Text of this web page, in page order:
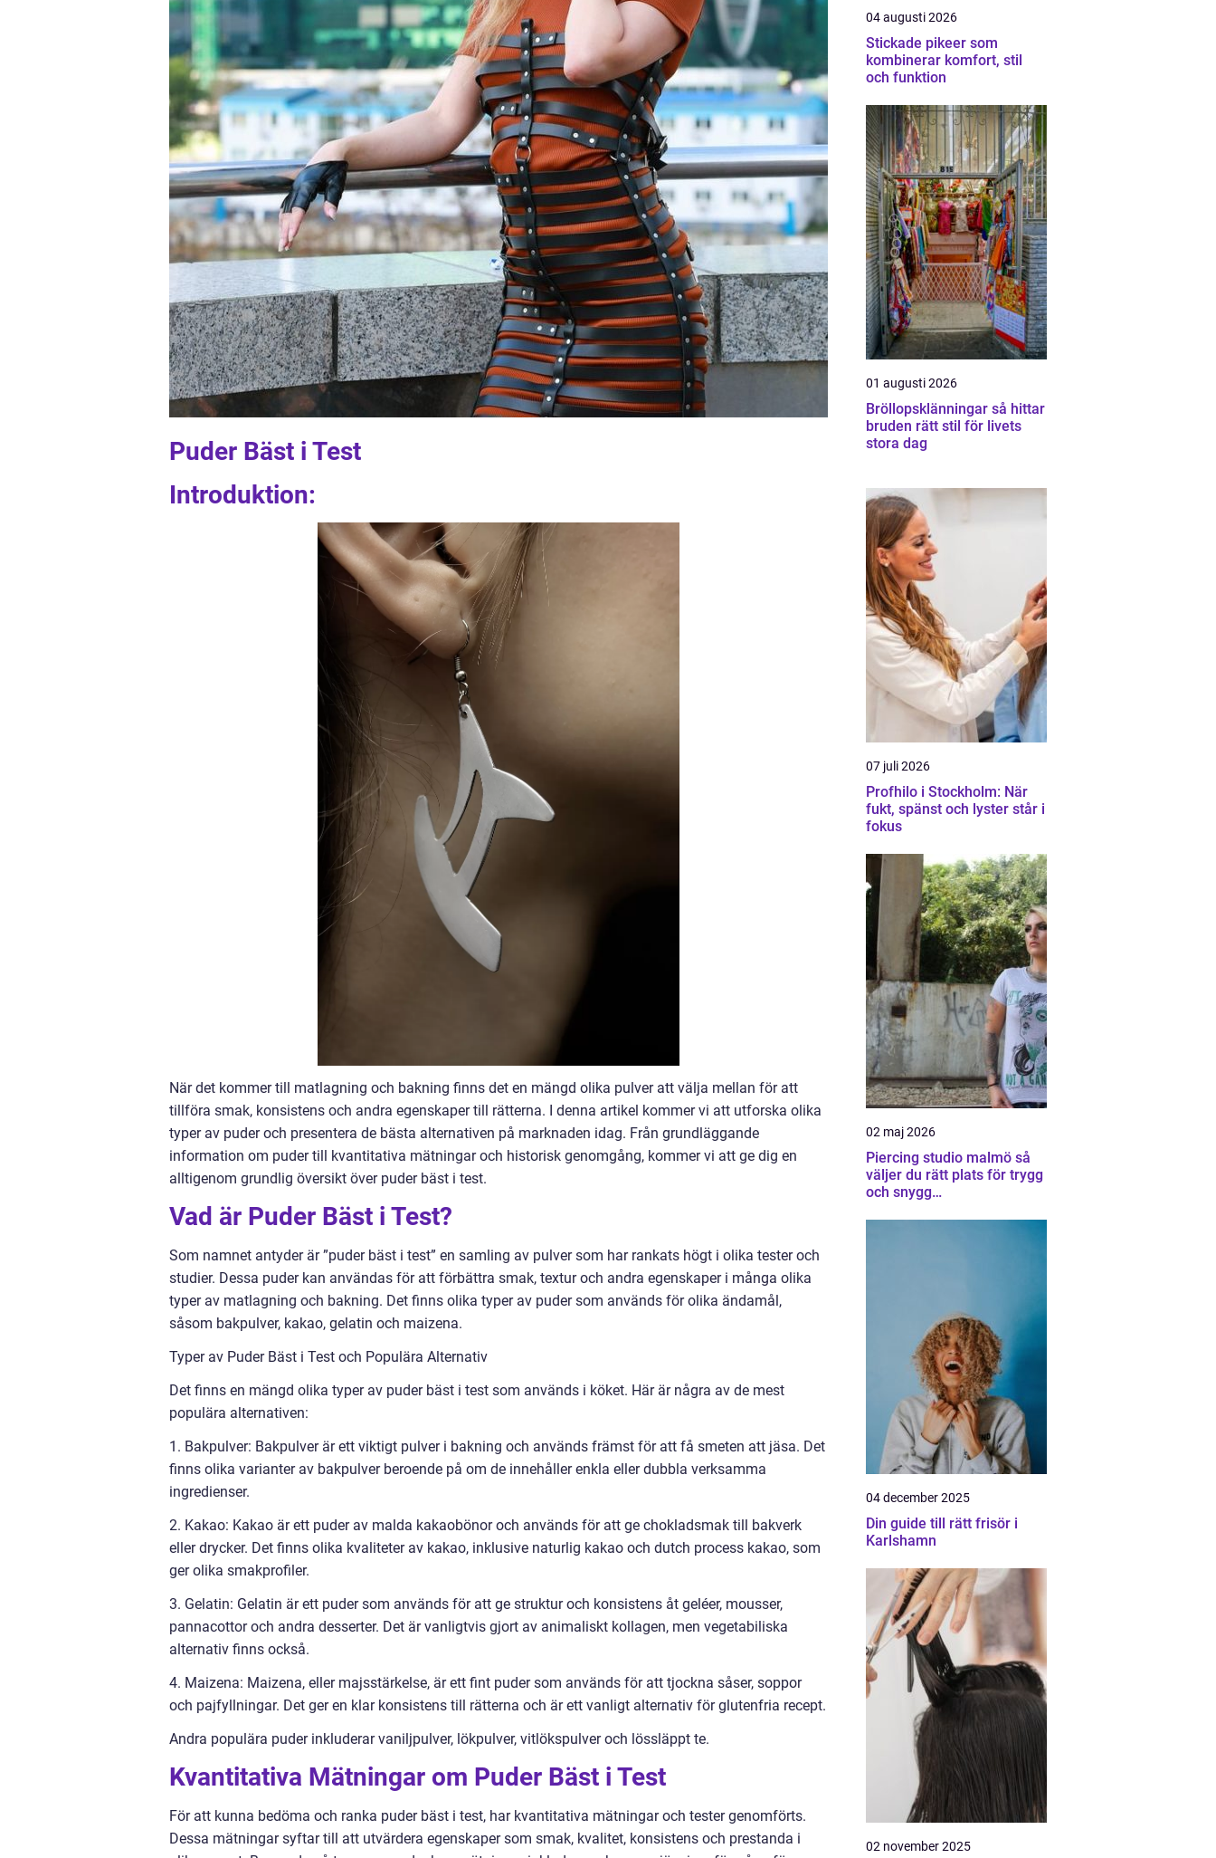
Puder Bäst i Test
Introduktion:
När det kommer till matlagning och bakning finns det en mängd olika pulver att välja mellan för att
tillföra smak, konsistens och andra egenskaper till rätterna. I denna artikel kommer vi att utforska olika
typer av puder och presentera de bästa alternativen på marknaden idag. Från grundläggande
information om puder till kvantitativa mätningar och historisk genomgång, kommer vi att ge dig en
alltigenom grundlig översikt över puder bäst i test.
Vad är Puder Bäst i Test?
Som namnet antyder är ”puder bäst i test” en samling av pulver som har rankats högt i olika tester och
studier. Dessa puder kan användas för att förbättra smak, textur och andra egenskaper i många olika
typer av matlagning och bakning. Det finns olika typer av puder som används för olika ändamål,
såsom bakpulver, kakao, gelatin och maizena.
Typer av Puder Bäst i Test och Populära Alternativ
Det finns en mängd olika typer av puder bäst i test som används i köket. Här är några av de mest
populära alternativen:
1. Bakpulver: Bakpulver är ett viktigt pulver i bakning och används främst för att få smeten att jäsa. Det
finns olika varianter av bakpulver beroende på om de innehåller enkla eller dubbla verksamma
ingredienser.
2. Kakao: Kakao är ett puder av malda kakaobönor och används för att ge chokladsmak till bakverk
eller drycker. Det finns olika kvaliteter av kakao, inklusive naturlig kakao och dutch process kakao, som
ger olika smakprofiler.
3. Gelatin: Gelatin är ett puder som används för att ge struktur och konsistens åt geléer, mousser,
pannacottor och andra desserter. Det är vanligtvis gjort av animaliskt kollagen, men vegetabiliska
alternativ finns också.
4. Maizena: Maizena, eller majsstärkelse, är ett fint puder som används för att tjockna såser, soppor
och pajfyllningar. Det ger en klar konsistens till rätterna och är ett vanligt alternativ för glutenfria recept.
Andra populära puder inkluderar vaniljpulver, lökpulver, vitlökspulver och lössläppt te.
Kvantitativa Mätningar om Puder Bäst i Test
För att kunna bedöma och ranka puder bäst i test, har kvantitativa mätningar och tester genomförts.
Dessa mätningar syftar till att utvärdera egenskaper som smak, kvalitet, konsistens och prestanda i
04 augusti 2026
Stickade pikeer som
kombinerar komfort, stil
och funktion
01 augusti 2026
Bröllopsklänningar så hittar
bruden rätt stil för livets
stora dag
07 juli 2026
Profhilo i Stockholm: När
fukt, spänst och lyster står i
fokus
02 maj 2026
Piercing studio malmö så
väljer du rätt plats för trygg
och snygg
04 december 2025
Din guide till rätt frisör i
Karlshamn
02 november 2025